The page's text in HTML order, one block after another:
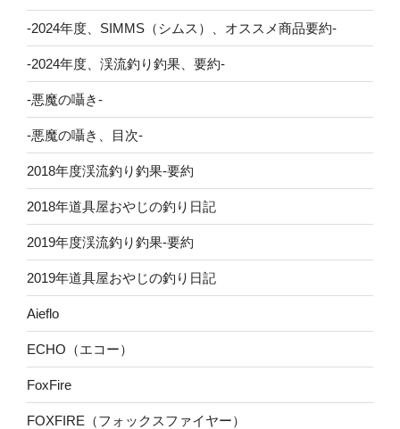
-2024年度、SIMMS（シムス）、オススメ商品要約-
-2024年度、渓流釣り釣果、要約-
-悪魔の囁き-
-悪魔の囁き、目次-
2018年度渓流釣り釣果-要約
2018年道具屋おやじの釣り日記
2019年度渓流釣り釣果-要約
2019年道具屋おやじの釣り日記
Aieflo
ECHO（エコー）
FoxFire
FOXFIRE（フォックスファイヤー）